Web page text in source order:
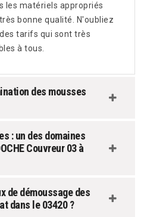
les matériels appropriés
bonne qualité. N'oubliez
tarifs qui sont très
à tous.
des mousses
: un des domaines
Couvreur 03 à
de démoussage des
dans le 03420 ?